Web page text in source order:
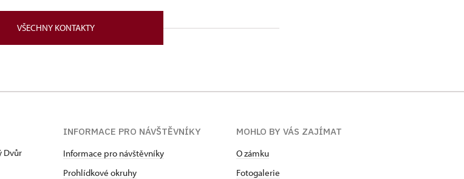
VŠECHNY KONTAKTY
Dvůr
INFORMACE PRO NÁVŠTĚVNÍKY
Informace pro návštěvníky
Prohlídkové okruhy
MOHLO BY VÁS ZAJÍMAT
O zámku
Fotogalerie